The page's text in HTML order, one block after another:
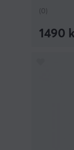
(0)
1490